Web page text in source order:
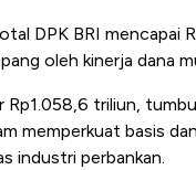
DPK BRI mencapai
oleh kinerja dana
triliun,
memperkuat basis
industri perbankan.